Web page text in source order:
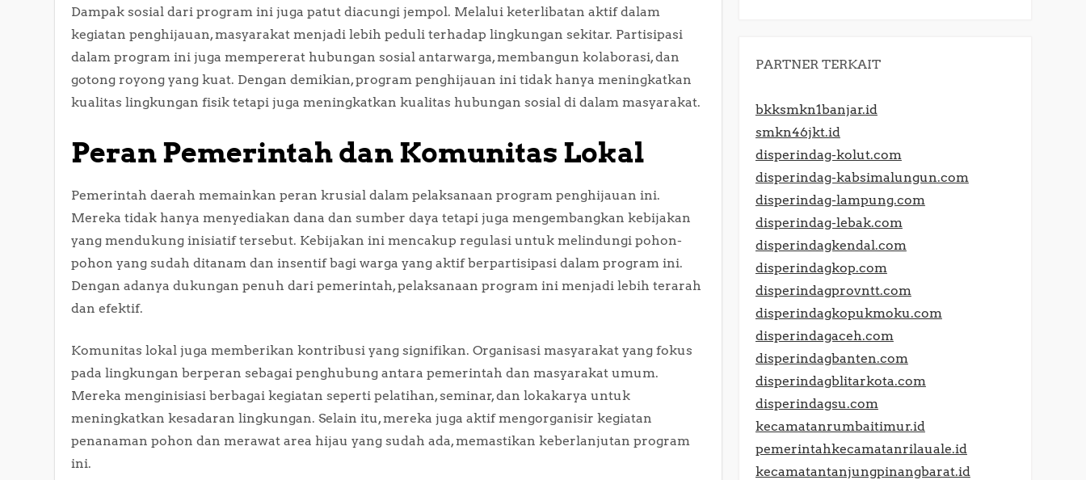
Dampak sosial dari program ini juga patut diacungi jempol. Melalui keterlibatan aktif dalam
kegiatan penghijauan, masyarakat menjadi lebih peduli terhadap lingkungan sekitar. Partisipasi
dalam program ini juga mempererat hubungan sosial antarwarga, membangun kolaborasi, dan
gotong royong yang kuat. Dengan demikian, program penghijauan ini tidak hanya meningkatkan
kualitas lingkungan fisik tetapi juga meningkatkan kualitas hubungan sosial di dalam masyarakat.
Peran Pemerintah dan Komunitas Lokal
Pemerintah daerah memainkan peran krusial dalam pelaksanaan program penghijauan ini.
Mereka tidak hanya menyediakan dana dan sumber daya tetapi juga mengembangkan kebijakan
yang mendukung inisiatif tersebut. Kebijakan ini mencakup regulasi untuk melindungi pohon-
pohon yang sudah ditanam dan insentif bagi warga yang aktif berpartisipasi dalam program ini.
Dengan adanya dukungan penuh dari pemerintah, pelaksanaan program ini menjadi lebih terarah
dan efektif.
Komunitas lokal juga memberikan kontribusi yang signifikan. Organisasi masyarakat yang fokus
pada lingkungan berperan sebagai penghubung antara pemerintah dan masyarakat umum.
Mereka menginisiasi berbagai kegiatan seperti pelatihan, seminar, dan lokakarya untuk
meningkatkan kesadaran lingkungan. Selain itu, mereka juga aktif mengorganisir kegiatan
penanaman pohon dan merawat area hijau yang sudah ada, memastikan keberlanjutan program
ini.
PARTNER TERKAIT
bkksmkn1banjar.id
smkn46jkt.id
disperindag-kolut.com
disperindag-kabsimalungun.com
disperindag-lampung.com
disperindag-lebak.com
disperindagkendal.com
disperindagkop.com
disperindagprovntt.com
disperindagkopukmoku.com
disperindagaceh.com
disperindagbanten.com
disperindagblitarkota.com
disperindagsu.com
kecamatanrumbaitimur.id
pemerintahkecamatanrilauale.id
kecamatantanjungpinangbarat.id